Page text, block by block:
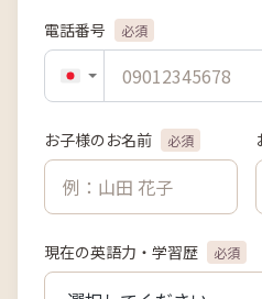
電話番号 必須
お子様のお名前 必須
現在の英語力・学習歴 必須